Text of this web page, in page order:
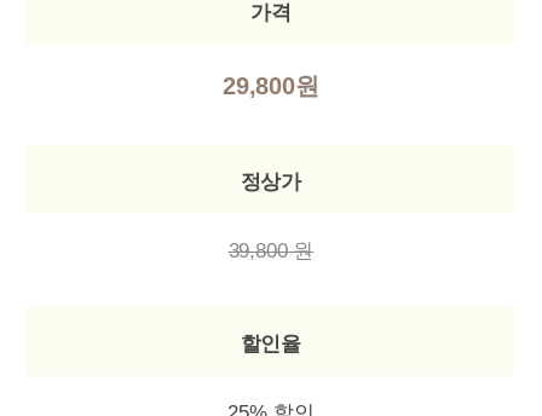
가격
29,800원
정상가
39,800 원
할인율